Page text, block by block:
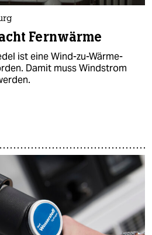
Fernwärme
ist eine Wind-zu-Wärme-
Damit muss Windstrom